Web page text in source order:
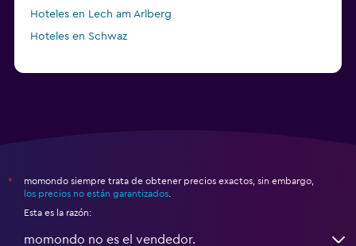
Hoteles en Lech am Arlberg
Hoteles en Schwaz
*
momondo siempre trata de obtener precios exactos, sin embargo,
los precios no están garantizados
Esta es la razón:
momondo no es el vendedor.